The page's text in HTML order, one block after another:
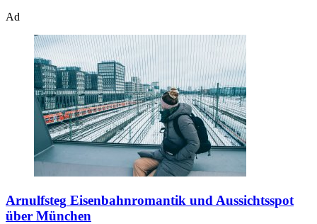
Ad
Arnulfsteg Eisenbahnromantik und Aussichtsspot
über München